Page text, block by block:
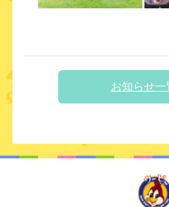
お知らせ一